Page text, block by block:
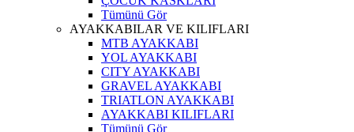
Tümünü Gör
AYAKKABILAR VE KILIFLARI
MTB AYAKKABI
YOL AYAKKABI
CITY AYAKKABI
GRAVEL AYAKKABI
TRIATLON AYAKKABI
AYAKKABI KILIFLARI
Tümünü Gör